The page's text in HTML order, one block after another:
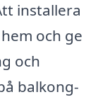
installera
och ge
och
balkong-